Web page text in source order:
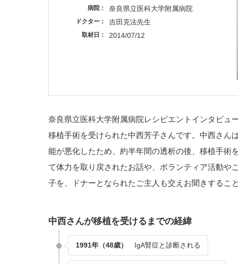
病院 奈良県立医科大学附属病院
ドクター 吉田克法先生
取材日 2014/07/12
奈良県立医科大学附属病院レシピエントインタビュ
移植手術を受けられた中西芳子さんです。中西さん
能が悪化したため、約半年間の透析の後、移植手術
て体力を取り戻されたお話や、ボランティア活動や
子を、ドナーとなられたご主人も交えお聞きするこ
中西さんが移植を受けるまでの経緯
1991年（48歳） IgA腎症と診断される